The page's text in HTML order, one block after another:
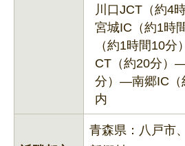
川口JCT（約4
宮城IC（約1時
（約1時間10
CT（約20分）
分）―南郷IC（
内
青森県：八戸市